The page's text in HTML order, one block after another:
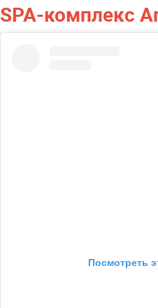
SPA-комплекс
Посмотреть